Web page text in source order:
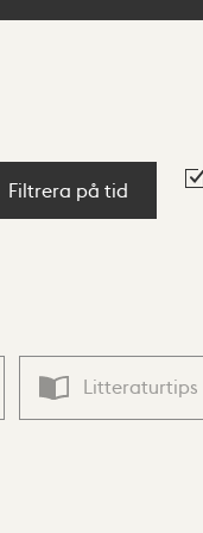
Filtrera på tid
Litteraturtips